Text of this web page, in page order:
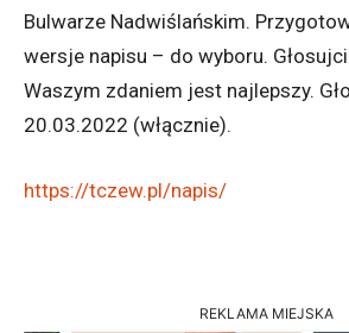
Bulwarze Nadwiślańskim.
wersje napisu – do wyboru.
Waszym zdaniem jest najlepszy.
20.03.2022 (włącznie).
https://tczew.pl/napis/
REKLAMA MIEJSKA